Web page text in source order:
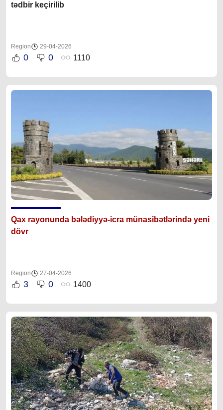
tədbir keçirilib
Region 29-04-2026
0 0 1110
Qax rayonunda bələdiyyə-icra münasibətlərində yeni
dövr
Region 27-04-2026
3 0 1400